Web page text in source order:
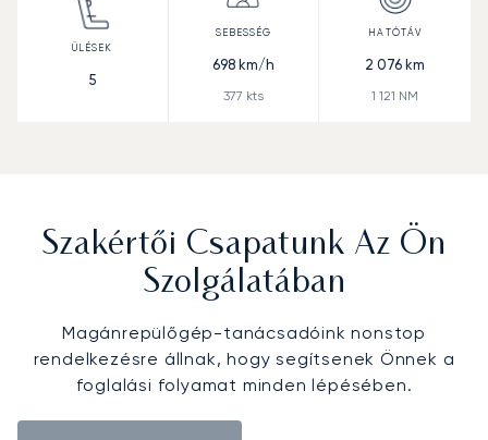
5
698km/h
377 kts
2 076 km
1 121 NM
Szakértői Csapatunk Az Ön
Szolgálatában
Magánrepülőgép-tanácsadóink nonstop
rendelkezésre állnak, hogy segítsenek Önnek a
foglalási folyamat minden lépésében.